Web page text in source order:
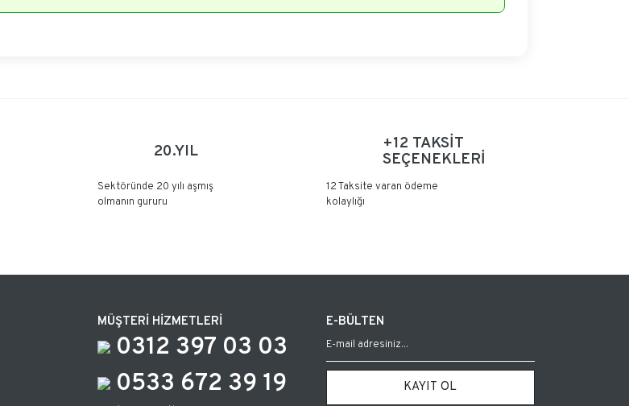
20.YIL
Sektöründe 20 yılı aşmış
olmanın gururu
+12 TAKSİT
SEÇENEKLERİ
12 Taksite varan ödeme
kolaylığı
MÜŞTERİ HİZMETLERİ
0312 397 03 03
0533 672 39 19
E-BÜLTEN
KAYIT OL